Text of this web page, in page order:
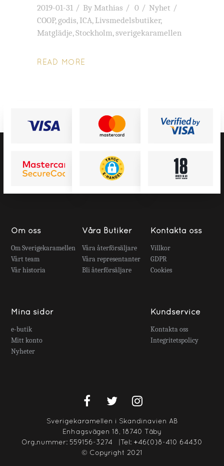
2019-01-31 By Mathias 0
Nyhet
COOP,godis,ICA,Livsmedelsbutiker,
Matglädje,Stockholm,sverigekaramellen
READ MORE
Om oss
Om Sverigekaramellen
Vårt team
Vår historia
Våra Butiker
Våra återförsäljare
Våra representanter
Bli återförsäljare
Kontakta oss
Villkor
GDPR
Cookies
Mina sidor
e-butik
Mitt konto
Nyheter
Kundservice
Kontakta oss
Integritetspolicy
Sverigekaramellen i Skandinavien AB
Enhagsvägen 18, 18740 Täby
Org.nummer: 559156-3274 |Tel: +46(0)8-410 64430
© Copyright 2021